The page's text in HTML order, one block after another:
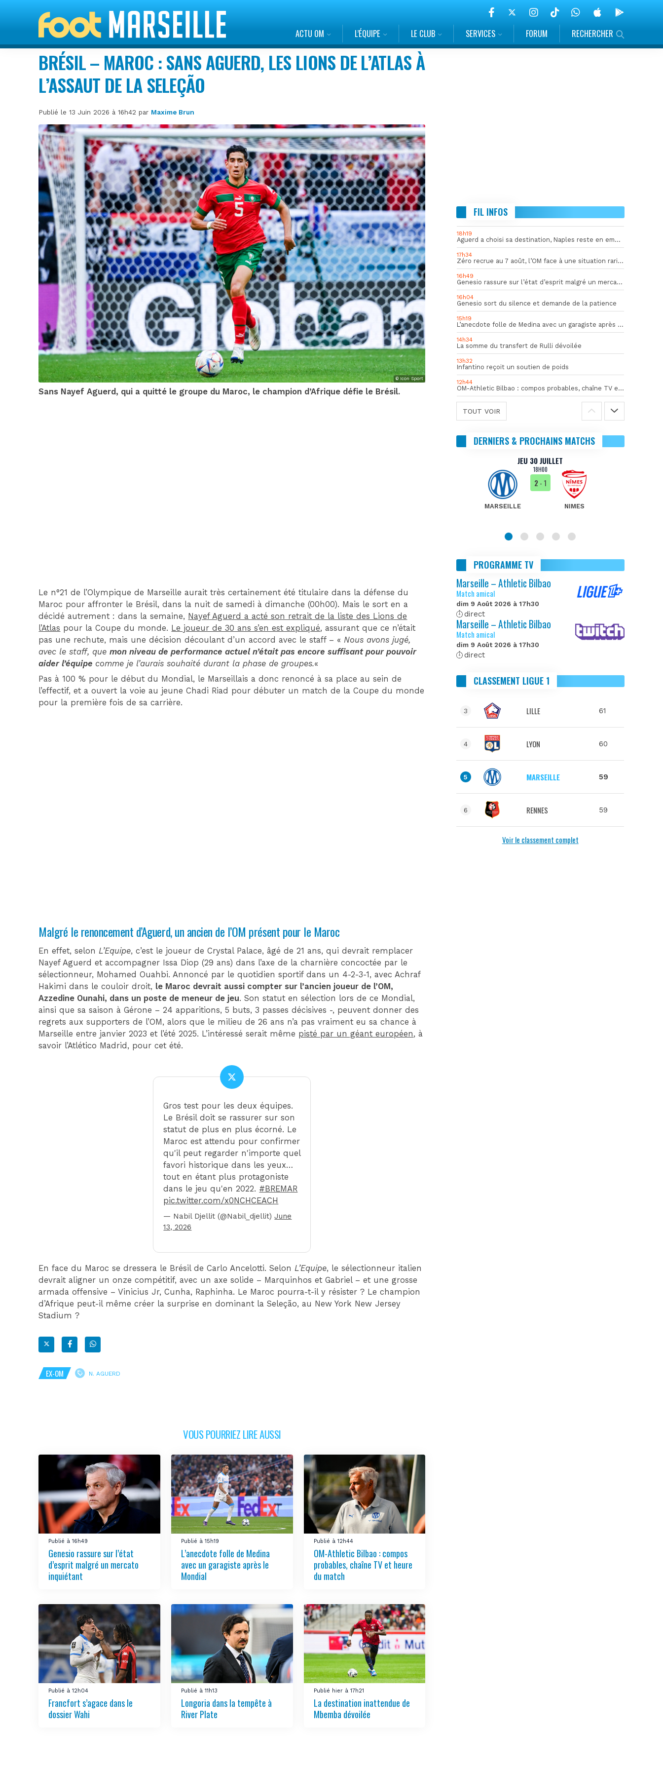
ACTU OM L’ÉQUIPE LE CLUB SERVICES FORUM RECHERCHER
BRÉSIL – MAROC : SANS AGUERD, LES LIONS DE L’ATLAS À
L’ASSAUT DE LA SELEÇÃO
Publié le 13 Juin 2026 à 16h42 par Maxime Brun
© Icon Sport
Sans Nayef Aguerd, qui a quitté le groupe du Maroc, le champion d’Afrique défie le Brésil.
Le n°21 de l’Olympique de Marseille aurait très certainement été titulaire dans la défense du
Maroc pour affronter le Brésil, dans la nuit de samedi à dimanche (00h00). Mais le sort en a
décidé autrement : dans la semaine, Nayef Aguerd a acté son retrait de la liste des Lions de
l’Atlas pour la Coupe du monde. Le joueur de 30 ans s’en est expliqué, assurant que ce n’était
pas une rechute, mais une décision découlant d’un accord avec le staff – « Nous avons jugé,
avec le staff, quemon niveau de performance actuel n’était pas encore suffisant pour pouvoir
aider l’équipe comme je l’aurais souhaité durant la phase de groupes.«
Pas à 100 % pour le début du Mondial, le Marseillais a donc renoncé à sa place au sein de
l’effectif, et a ouvert la voie au jeune Chadi Riad pour débuter un match de la Coupe du monde
pour la première fois de sa carrière.
Malgré le renoncement d’Aguerd, un ancien de l’OM présent pour le Maroc
En effet, selon L’Equipe, c’est le joueur de Crystal Palace, âgé de 21 ans, qui devrait remplacer
Nayef Aguerd et accompagner Issa Diop (29 ans) dans l’axe de la charnière concoctée par le
sélectionneur, Mohamed Ouahbi. Annoncé par le quotidien sportif dans un 4-2-3-1, avec Achraf
Hakimi dans le couloir droit, le Maroc devrait aussi compter sur l’ancien joueur de l’OM,
Azzedine Ounahi, dans un poste de meneur de jeu. Son statut en sélection lors de ce Mondial,
ainsi que sa saison à Gérone – 24 apparitions, 5 buts, 3 passes décisives -, peuvent donner des
regrets aux supporters de l’OM, alors que le milieu de 26 ans n’a pas vraiment eu sa chance à
Marseille entre janvier 2023 et l’été 2025. L’intéressé serait même pisté par un géant européen, à
savoir l’Atlético Madrid, pour cet été.
Gros test pour les deux équipes.
Le Brésil doit se rassurer sur son
statut de plus en plus écorné. Le
Maroc est attendu pour confirmer
qu'il peut regarder n'importe quel
favori historique dans les yeux…
tout en étant plus protagoniste
dans le jeu qu'en 2022. #BREMAR
pic.twitter.com/x0NCHCEACH
— Nabil Djellit (@Nabil_djellit)June
13, 2026
En face du Maroc se dressera le Brésil de Carlo Ancelotti. Selon L’Equipe, le sélectionneur italien
devrait aligner un onze compétitif, avec un axe solide – Marquinhos et Gabriel – et une grosse
armada offensive – Vinicius Jr, Cunha, Raphinha. Le Maroc pourra-t-il y résister ? Le champion
d’Afrique peut-il même créer la surprise en dominant la Seleção, au New York New Jersey
Stadium ?
EX-OM N. AGUERD
VOUS POURRIEZ LIRE AUSSI
Publié à 16h49
Genesio rassure sur l’état
d’esprit malgré un mercato
inquiétant
Publié à 15h19
L’anecdote folle de Medina
avec un garagiste après le
Mondial
Publié à 12h44
OM-Athletic Bilbao : compos
probables, chaîne TV et heure
du match
Publié à 12h04
Francfort s’agace dans le
dossier Wahi
Publié à 11h13
Longoria dans la tempête à
River Plate
Publié hier à 17h21
La destination inattendue de
Mbemba dévoilée
FIL INFOS
18h19
Aguerd a choisi sa destination, Naples reste en embuscade
17h34
Zéro recrue au 7 août, l’OM face à une situation rarissime en Europe
16h49
Genesio rassure sur l’état d’esprit malgré un mercato inquiétant
16h04
Genesio sort du silence et demande de la patience
15h19
L’anecdote folle de Medina avec un garagiste après le Mondial
14h34
La somme du transfert de Rulli dévoilée
13h32
Infantino reçoit un soutien de poids
12h44
OM-Athletic Bilbao : compos probables, chaîne TV et heure du match
TOUT VOIR
DERNIERS & PROCHAINS MATCHS
JEU 30 JUILLET
18H00
MARSEILLE
2- 1
NIMES
PROGRAMME TV
Marseille – Athletic Bilbao
Match amical
dim 9 Août 2026 à 17h30
direct
Marseille – Athletic Bilbao
Match amical
dim 9 Août 2026 à 17h30
direct
CLASSEMENT LIGUE 1
3 LILLE 61
4 LYON 60
5 MARSEILLE 59
6 RENNES 59
Voir le classement complet